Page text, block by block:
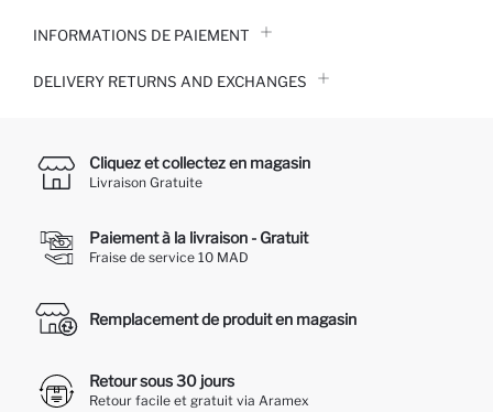
INFORMATIONS DE PAIEMENT
DELIVERY RETURNS AND EXCHANGES
Cliquez et collectez en magasin
Livraison Gratuite
Paiement à la livraison - Gratuit
Fraise de service 10 MAD
Remplacement de produit en magasin
Retour sous 30 jours
Retour facile et gratuit via Aramex